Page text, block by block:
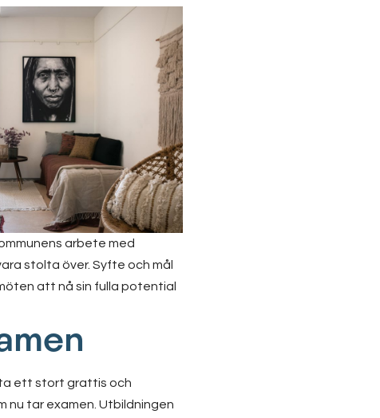
arbete med
stolta över. Syfte och mål
att nå sin fulla potential
ett stort grattis och
nu tar examen. Utbildningen